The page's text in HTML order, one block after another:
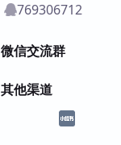
769306712
微信交流群
其他渠道